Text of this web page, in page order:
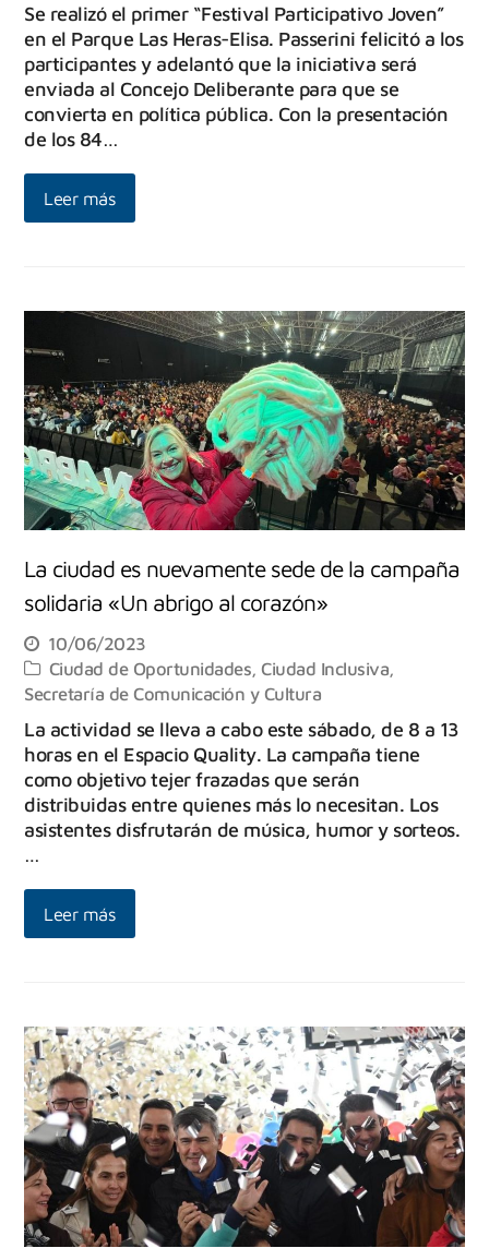
Se realizó el primer “Festival Participativo Joven”
en el Parque Las Heras-Elisa. Passerini felicitó a los
participantes y adelantó que la iniciativa será
enviada al Concejo Deliberante para que se
convierta en política pública. Con la presentación
de los 84…
Leer más
La ciudad es nuevamente sede de la campaña
solidaria «Un abrigo al corazón»
10/06/2023
Ciudad de Oportunidades,Ciudad Inclusiva,
Secretaría de Comunicación y Cultura
La actividad se lleva a cabo este sábado, de 8 a 13
horas en el Espacio Quality. La campaña tiene
como objetivo tejer frazadas que serán
distribuidas entre quienes más lo necesitan. Los
asistentes disfrutarán de música, humor y sorteos.
…
Leer más